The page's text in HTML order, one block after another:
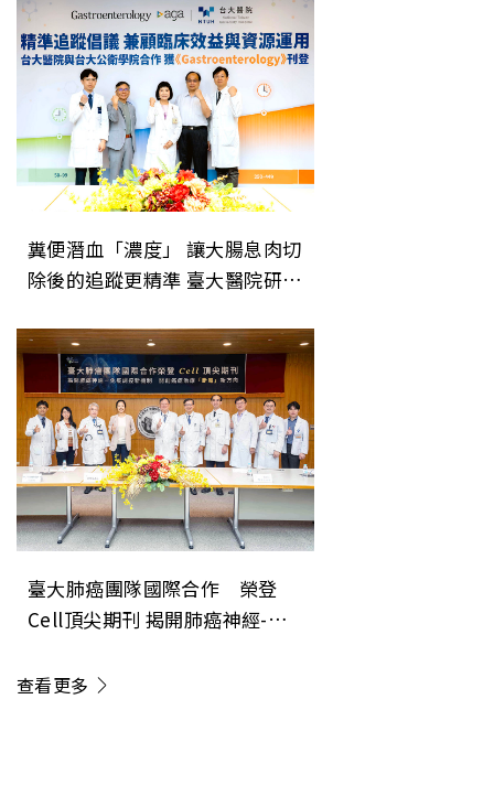
糞便潛血「濃度」 讓大腸息肉切
除後的追蹤更精準 臺大醫院研究
《Gastroenterology》
臺大肺癌團隊國際合作 榮登
Cell頂尖期刊 揭開肺癌神經-免
電」新方向
查看更多